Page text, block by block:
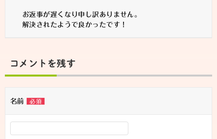
お返事が遅くなり申し訳ありません。
解決されたようで良かったです！
コメントを残す
名前 必須